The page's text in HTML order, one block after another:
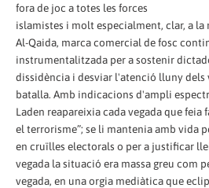
fora de joc a totes les forces
islamistes i molt especialment, clar, a la
Al-Qaida, marca comercial de fosc
instrumentalitzada per a sostenir
dissidència i desviar l'atenció lluny dels
batalla. Amb indicacions d'ampli
Laden reapareixia cada vegada que feia
el terrorisme”; se li mantenia amb vida
en cruïlles electorals o per a justificar
vegada la situació era massa greu com
vegada, en una orgia mediàtica que